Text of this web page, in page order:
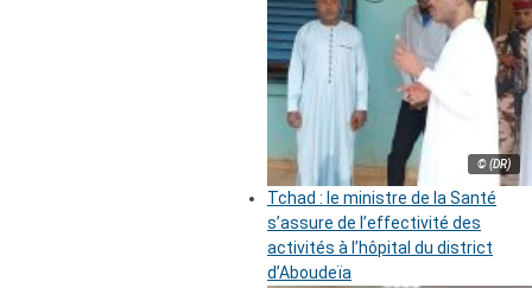
© (DR)
Tchad : le ministre de la Santé
s’assure de l’effectivité des
activités à l’hôpital du district
d’Aboudeïa